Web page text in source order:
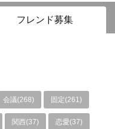
フレンド募集
会議(268) 固定(261)
関西(37) 恋愛(37)